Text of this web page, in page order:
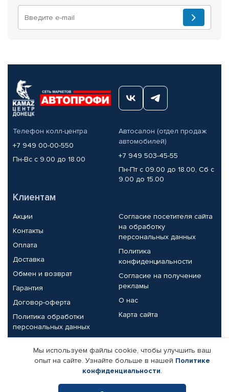
Телефон колл-центра
+7 949 00-00-550
Пн-Вс с 9.00 до 18.00
Автосалон (отдел продаж
автомобилей)
+7 949 503-45-55
Пн-Пт с 09.00 до 18.00, Сб с
9.00 до 15.00
Клиентам
Акции
Контакты
Оплата
Доставка
Обмен и возврат
Гарантия
Договор-оферта
Политика обработки
персональных данных
Согласие посетителя сайта
на обработку
персональных данных
Политика
конфиденциальности
Согласие на получение
рекламы
О нас
Карта сайта
Партнерам
Корпоративным клиентам
Поставщикам
Реквизиты компании
Мы используем файлы cookie, чтобы улучшить ваш
опыт на сайте. Узнайте больше в нашей Политике
конфиденциальности.